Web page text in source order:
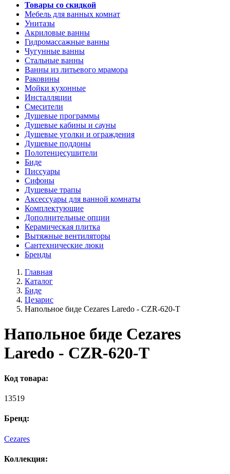
Товары со скидкой
Мебель для ванных комнат
Унитазы
Акриловые ванны
Гидромассажные ванны
Чугунные ванны
Стальные ванны
Ванны из литьевого мрамора
Раковины
Мойки кухонные
Инсталляции
Смесители
Душевые программы
Душевые кабины и сауны
Душевые уголки и ограждения
Душевые поддоны
Полотенцесушители
Биде
Писсуары
Сифоны
Душевые трапы
Аксессуары для ванной комнаты
Комплектующие
Дополнительные опции
Керамическая плитка
Вытяжные вентиляторы
Сантехнические люки
Бренды
Главная
Каталог
Биде
Цезарис
Напольное биде Cezares Laredo - CZR-620-T
Напольное биде Cezares
Laredo - CZR-620-T
Код товара:
13519
Бренд:
Cezares
Коллекция: